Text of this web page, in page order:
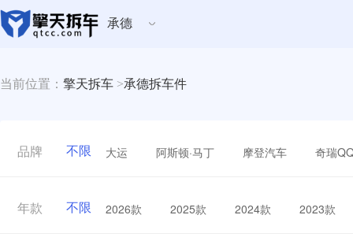
承德
当前位置： 擎天拆车 >承德拆车件
品牌 不限 大运 阿斯顿·马丁 摩登汽车 奇瑞
年款 不限 2026款 2025款 2024款 2023款